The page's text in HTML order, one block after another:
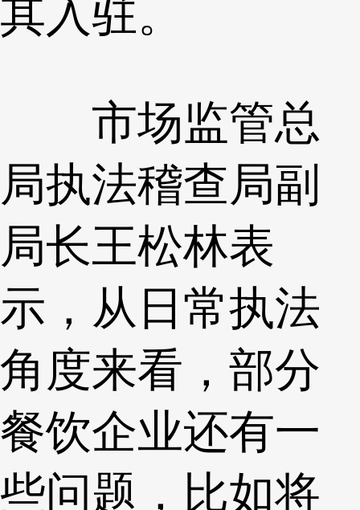
其入驻。
市场监管总
局执法稽查局副
局长王松林表
示，从日常执法
角度来看，部分
餐饮企业还有一
些问题，比如将